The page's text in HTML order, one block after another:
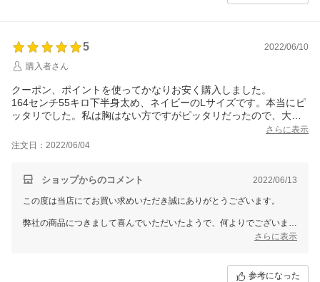
また機会がございましたら、GIRLをどうぞよろしくお願いいたしま
す。
5
2022/06/10
購入者さん
クーポン、ポイントを使ってかなりお安く購入しました。
164センチ55キロ下半身太め、ネイビーのLサイズです。本当にピ
ッタリでした。私は胸はない方ですがピッタリだったので、大き
畳んであったのでシワがありましたが、吊るしておけば大丈夫そ
ないと思いました。
いました。
さらに表示
注文日：2022/06/04
ショップからのコメント 2022/06/13
この度は当店にてお買い求めいただき誠にありがとうございます。
弊社の商品につきまして喜んでいただいたようで、何よりでございま
また何かございましたらお声をお聞かせいただきますようお願い致しま
さらに表示
参考になった